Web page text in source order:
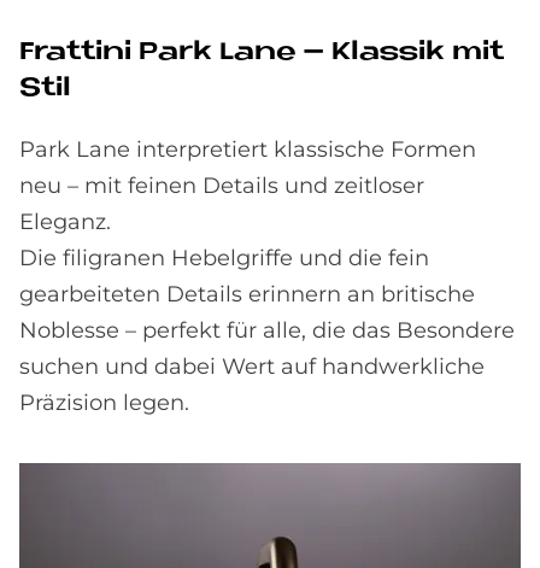
Frat­tini Park Lane – Klas­sik mit
Stil
Park Lane interpretiert klassische Formen
neu – mit feinen Details und zeitloser
Eleganz.
Die filigranen Hebelgriffe und die fein
gearbeiteten Details erinnern an britische
Noblesse – perfekt für alle, die das Besondere
suchen und dabei Wert auf handwerkliche
Präzision legen.